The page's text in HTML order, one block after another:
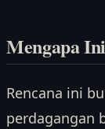
Mengapa
Rencana ini
perdagangan